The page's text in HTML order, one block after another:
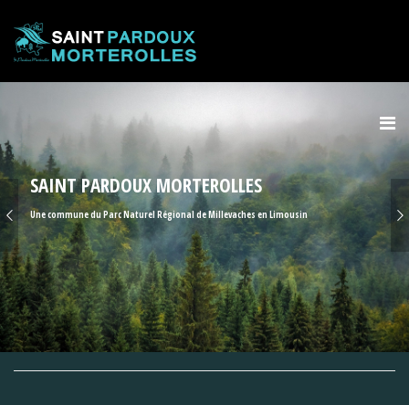
SAINT PARDOUX MORTEROLLES
UnecommuneduParcNaturelRégionaldeMillevaches enLimousin